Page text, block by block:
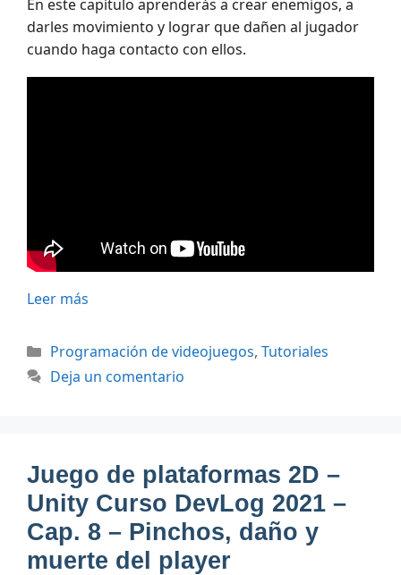
En este capítulo aprenderás a crear enemigos, a
darles movimiento y lograr que dañen al jugador
cuando haga contacto con ellos.
Leer más
Categorías
Programación de videojuegos, Tutoriales
Deja un comentario
Juego de plataformas 2D –
Unity Curso DevLog 2021 –
Cap. 8 – Pinchos, daño y
muerte del player